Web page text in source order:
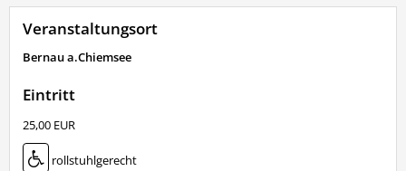
Veranstaltungsort
Bernau a.Chiemsee
Eintritt
25,00 EUR
rollstuhlgerecht